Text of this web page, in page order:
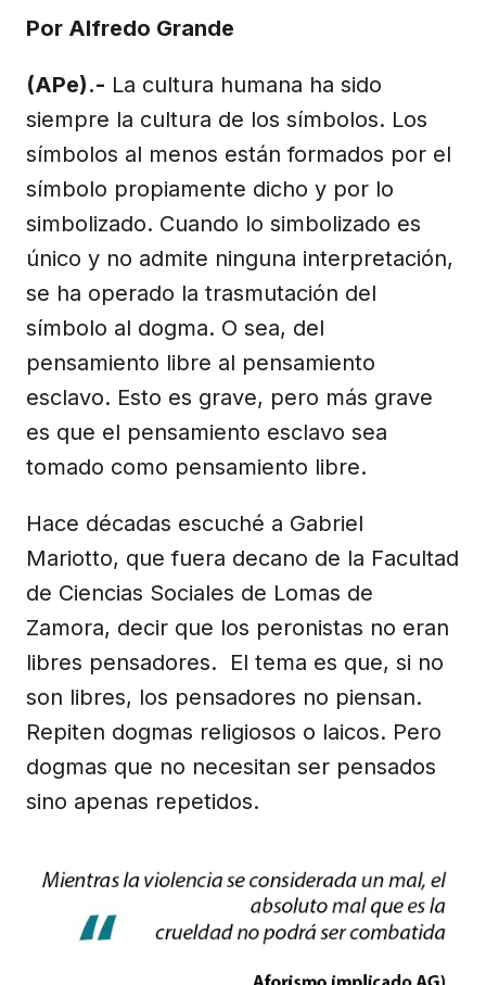
(Twitter)
Por Alfredo Grande
(APe).- La cultura humana ha sido
siempre la cultura de los símbolos. Los
símbolos al menos están formados por el
símbolo propiamente dicho y por lo
simbolizado. Cuando lo simbolizado es
único y no admite ninguna interpretación,
se ha operado la trasmutación del
símbolo al dogma. O sea, del
pensamiento libre al pensamiento
esclavo. Esto es grave, pero más grave
es que el pensamiento esclavo sea
tomado como pensamiento libre.
Hace décadas escuché a Gabriel
Mariotto, que fuera decano de la Facultad
de Ciencias Sociales de Lomas de
Zamora, decir que los peronistas no eran
libres pensadores. El tema es que, si no
son libres, los pensadores no piensan.
Repiten dogmas religiosos o laicos. Pero
dogmas que no necesitan ser pensados
sino apenas repetidos.